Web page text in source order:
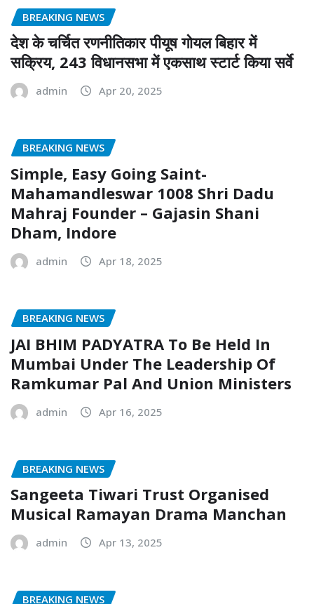
BREAKING NEWS
देश के चर्चित रणनीतिकार पीयूष गोयल बिहार में
सक्रिय, 243 विधानसभा में एकसाथ स्टार्ट किया सर्वे
admin Apr 20, 2025
BREAKING NEWS
Simple, Easy Going Saint-
Mahamandleswar 1008 Shri Dadu
Mahraj Founder – Gajasin Shani
Dham, Indore
admin Apr 18, 2025
BREAKING NEWS
JAI BHIM PADYATRA To Be Held In
Mumbai Under The Leadership Of
Ramkumar Pal And Union Ministers
admin Apr 16, 2025
BREAKING NEWS
Sangeeta Tiwari Trust Organised
Musical Ramayan Drama Manchan
admin Apr 13, 2025
BREAKING NEWS